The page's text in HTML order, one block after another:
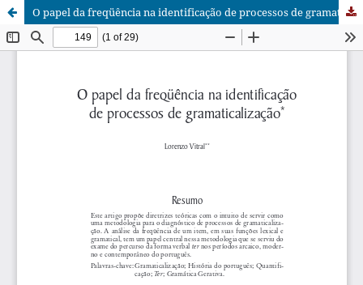
O papel da freqüência na identificação de processos de gramaticalização